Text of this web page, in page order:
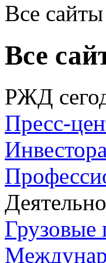
Все
Все
РЖД
Пресс-
Грузовые